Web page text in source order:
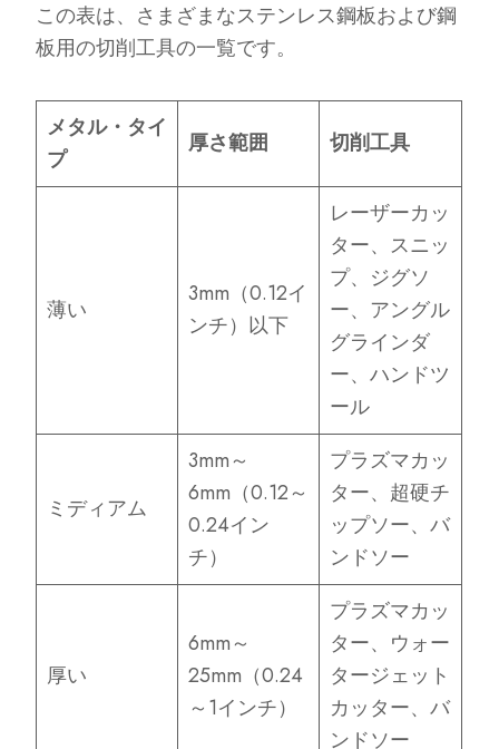
この表は、さまざまなステンレス鋼板および鋼
板用の切削工具の一覧です。
メタル・タイ
プ
厚さ範囲 切削工具
薄い
3mm（0.12イ
ンチ）以下
レーザーカッ
ター、スニッ
プ、ジグソ
ー、アングル
グラインダ
ー、ハンドツ
ール
ミディアム
3mm～
6mm（0.12～
0.24イン
チ）
プラズマカッ
ター、超硬チ
ップソー、バ
ンドソー
厚い
6mm～
25mm（0.24
～1インチ）
プラズマカッ
ター、ウォー
タージェット
カッター、バ
ンドソー